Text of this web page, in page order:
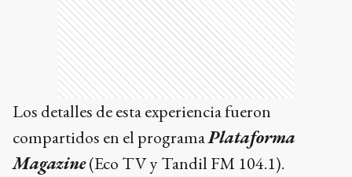
Los detalles de esta experiencia fueron
compartidos en el programaPlataforma
Magazine(Eco TV y Tandil FM 104.1).